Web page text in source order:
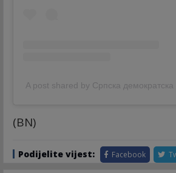
A post shared by Српска демократска
(BN)
Podijelite vijest: Facebook